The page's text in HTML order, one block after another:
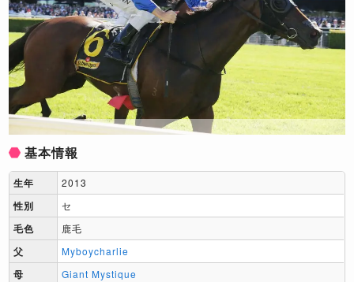
基本情報
生年 2013
性別 セ
毛色 鹿毛
父 Myboycharlie
母 Giant Mystique